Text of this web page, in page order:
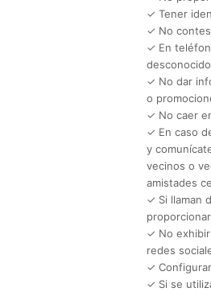
✓ Tener
✓ No
✓ En
✓ No dar
o
✓ No caer
✓ En caso
y
vecinos o
amistades
✓ Si llaman
✓ No
redes
✓
✓ Si se